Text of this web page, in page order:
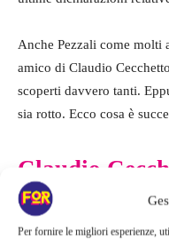
Per fornire le migliori esperienze,
Anche Pezzali come molti
amico di Claudio
scoperti davvero tanti.
sia rotto. Ecco cosa è
Claudio
la fine di